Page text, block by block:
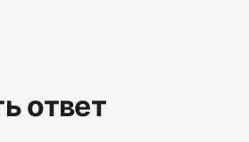
ответ